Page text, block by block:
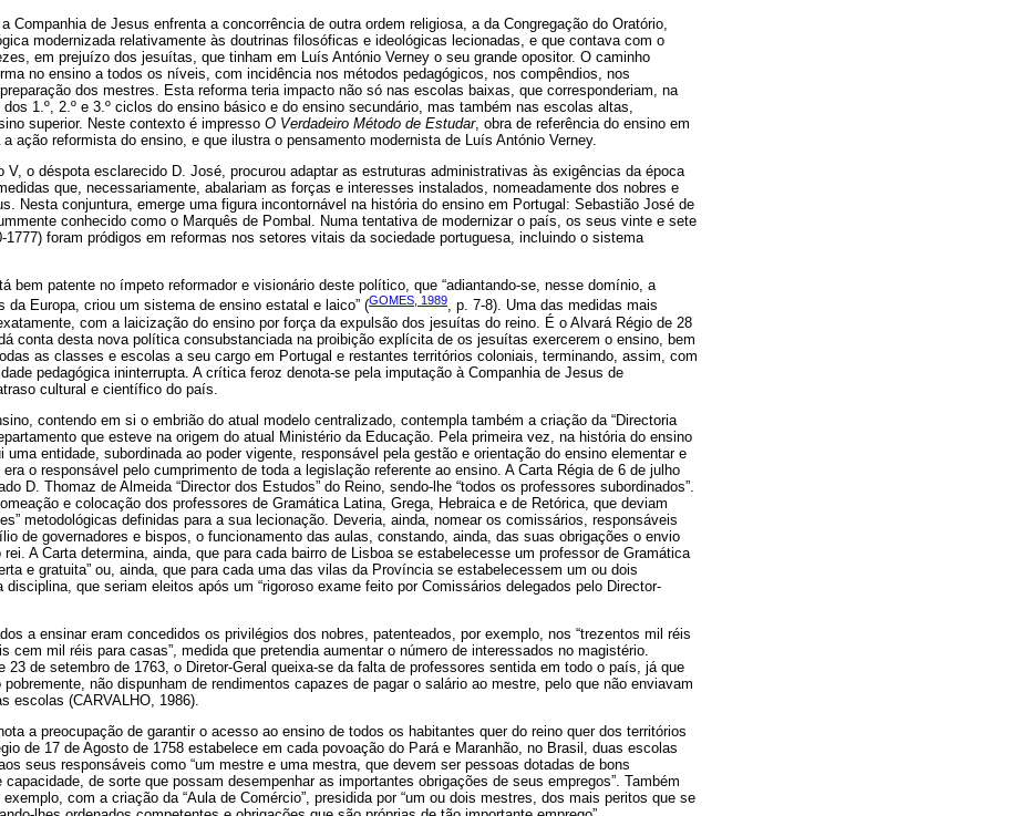
Companhia de Jesus enfrenta a concorrência de outra ordem religiosa, a da Congregação do Oratório,
modernizada relativamente às doutrinas filosóficas e ideológicas lecionadas, e que contava com o
em prejuízo dos jesuítas, que tinham em Luís António Verney o seu grande opositor. O caminho
no ensino a todos os níveis, com incidência nos métodos pedagógicos, nos compêndios, nos
dos mestres. Esta reforma teria impacto não só nas escolas baixas, que corresponderiam, na
1.º, 2.º e 3.º ciclos do ensino básico e do ensino secundário, mas também nas escolas altas,
superior. Neste contexto é impresso O Verdadeiro Método de Estudar, obra de referência do ensino em
a ação reformista do ensino, e que ilustra o pensamento modernista de Luís António Verney.
V, o déspota esclarecido D. José, procurou adaptar as estruturas administrativas às exigências da época
que, necessariamente, abalariam as forças e interesses instalados, nomeadamente dos nobres e
Nesta conjuntura, emerge uma figura incontornável na história do ensino em Portugal: Sebastião José de
conhecido como o Marquês de Pombal. Numa tentativa de modernizar o país, os seus vinte e sete
1777) foram pródigos em reformas nos setores vitais da sociedade portuguesa, incluindo o sistema
bem patente no ímpeto reformador e visionário deste político, que “adiantando-se, nesse domínio, a
da Europa, criou um sistema de ensino estatal e laico” (GOMES, 1989, p. 7-8). Uma das medidas mais
com a laicização do ensino por força da expulsão dos jesuítas do reino. É o Alvará Régio de 28
conta desta nova política consubstanciada na proibição explícita de os jesuítas exercerem o ensino, bem
as classes e escolas a seu cargo em Portugal e restantes territórios coloniais, terminando, assim, com
pedagógica ininterrupta. A crítica feroz denota-se pela imputação à Companhia de Jesus de
cultural e científico do país.
contendo em si o embrião do atual modelo centralizado, contempla também a criação da “Directoria
que esteve na origem do atual Ministério da Educação. Pela primeira vez, na história do ensino
entidade, subordinada ao poder vigente, responsável pela gestão e orientação do ensino elementar e
o responsável pelo cumprimento de toda a legislação referente ao ensino. A Carta Régia de 6 de julho
D. Thomaz de Almeida “Director dos Estudos” do Reino, sendo-lhe “todos os professores subordinados”.
e colocação dos professores de Gramática Latina, Grega, Hebraica e de Retórica, que deviam
metodológicas definidas para a sua lecionação. Deveria, ainda, nomear os comissários, responsáveis
de governadores e bispos, o funcionamento das aulas, constando, ainda, das suas obrigações o envio
A Carta determina, ainda, que para cada bairro de Lisboa se estabelecesse um professor de Gramática
e gratuita” ou, ainda, que para cada uma das vilas da Província se estabelecessem um ou dois
disciplina, que seriam eleitos após um “rigoroso exame feito por Comissários delegados pelo Director-
a ensinar eram concedidos os privilégios dos nobres, patenteados, por exemplo, nos “trezentos mil réis
cem mil réis para casas”, medida que pretendia aumentar o número de interessados no magistério.
23 de setembro de 1763, o Diretor-Geral queixa-se da falta de professores sentida em todo o país, já que
não dispunham de rendimentos capazes de pagar o salário ao mestre, pelo que não enviavam
escolas (CARVALHO, 1986).
a preocupação de garantir o acesso ao ensino de todos os habitantes quer do reino quer dos territórios
de 17 de Agosto de 1758 estabelece em cada povoação do Pará e Maranhão, no Brasil, duas escolas
seus responsáveis como “um mestre e uma mestra, que devem ser pessoas dotadas de bons
de sorte que possam desempenhar as importantes obrigações de seus empregos”. Também
com a criação da “Aula de Comércio”, presidida por “um ou dois mestres, dos mais peritos que se